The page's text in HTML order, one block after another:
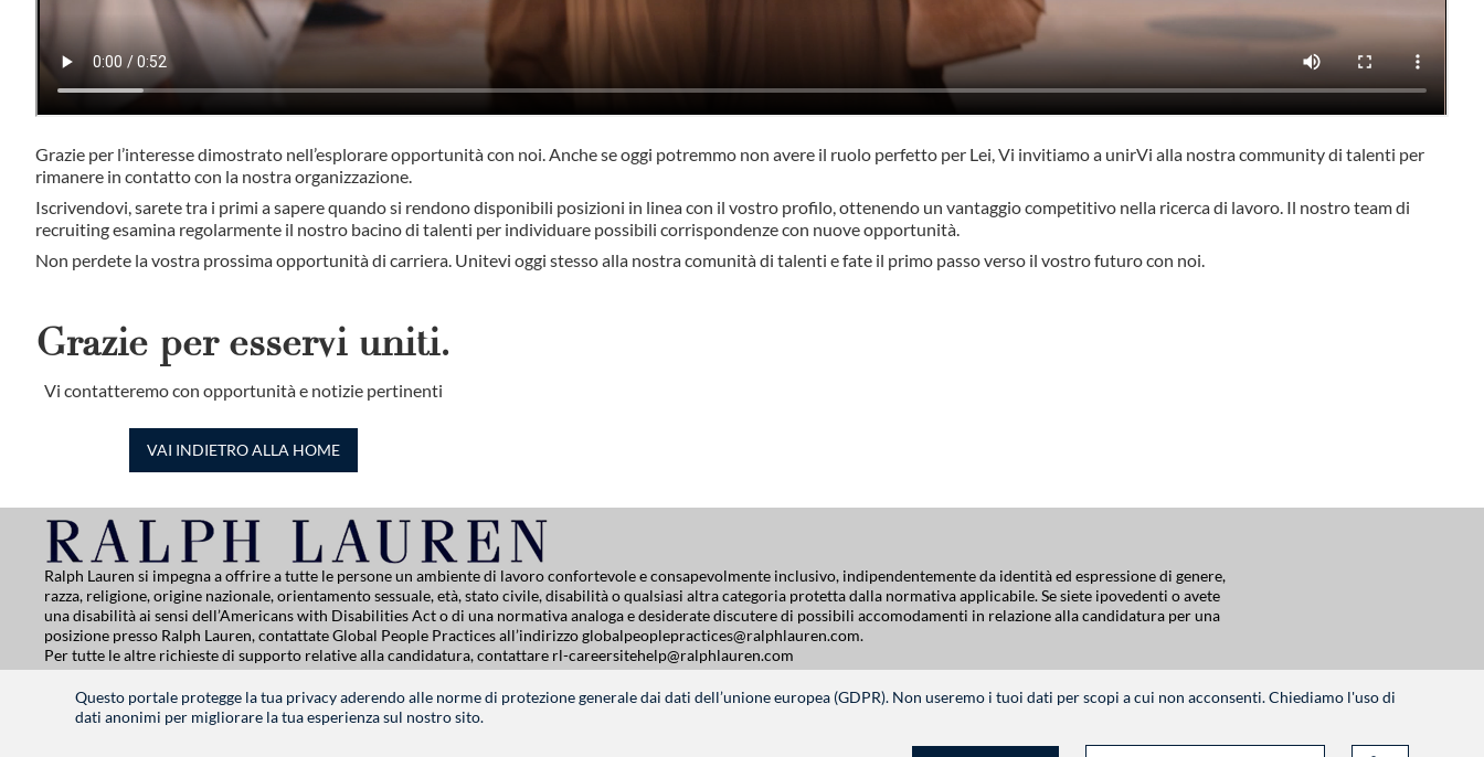
Questo portale protegge la tua privacy aderendo alle norme di protezione generale dai dati dell’unione europea (GDPR). Non useremo i tuoi dati per scopi a cui non acconsenti. Chiediamo l'uso di
dati anonimi per migliorare la tua esperienza sul nostro sito.
Grazie per l’interesse dimostrato nell’esplorare opportunità con noi. Anche se oggi potremmo non avere il ruolo perfetto per Lei, Vi invitiamo a unirVi alla nostra community di talenti per
rimanere in contatto con la nostra organizzazione.
Iscrivendovi, sarete tra i primi a sapere quando si rendono disponibili posizioni in linea con il vostro profilo, ottenendo un vantaggio competitivo nella ricerca di lavoro. Il nostro team di
recruiting esamina regolarmente il nostro bacino di talenti per individuare possibili corrispondenze con nuove opportunità.
Non perdete la vostra prossima opportunità di carriera. Unitevi oggi stesso alla nostra comunità di talenti e fate il primo passo verso il vostro futuro con noi.
Grazie per esservi uniti.
Vi contatteremo con opportunità e notizie pertinenti
VAI INDIETRO ALLA HOME
Ralph Lauren si impegna a offrire a tutte le persone un ambiente di lavoro confortevole e consapevolmente inclusivo, indipendentemente da identità ed espressione di genere,
razza, religione, origine nazionale, orientamento sessuale, età, stato civile, disabilità o qualsiasi altra categoria protetta dalla normativa applicabile. Se siete ipovedenti o avete
una disabilità ai sensi dell’Americans with Disabilities Act o di una normativa analoga e desiderate discutere di possibili accomodamenti in relazione alla candidatura per una
posizione presso Ralph Lauren, contattate Global People Practices all’indirizzoglobalpeoplepractices@ralphlauren.com.
Per tutte le altre richieste di supporto relative alla candidatura, contattare rl-careersitehelp@ralphlauren.com
RALPHLAUREN.COM